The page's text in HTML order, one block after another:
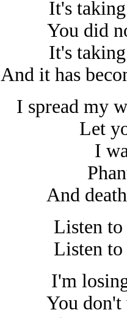
It's
You did
It's
And it has
I spread my
Let
I
And
Listen
Listen
I'm
You